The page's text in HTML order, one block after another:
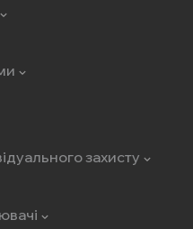
захисту